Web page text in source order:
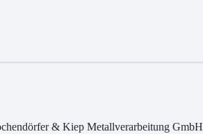
& Kiep Metallverarbeitung GmbH